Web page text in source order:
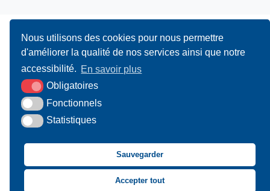
Nous utilisons des cookies pour nous permettre
d'améliorer la qualité de nos services ainsi que notre
accessibilité. En savoir plus
Obligatoires
Fonctionnels
Statistiques
Sauvegarder
Accepter tout
UAMC- 4, Bis Avenue du Canada - 14000 CAEN
02 31 15 55 10
Suivez-nous sur Facebook
Suivez-nous sur X
Suivez-nous sur LinkedIn
Suivez-nous sur